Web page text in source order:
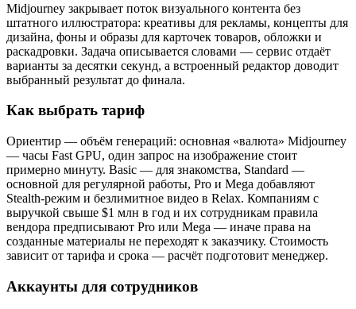
Midjourney закрывает поток визуального контента без
штатного иллюстратора: креативы для рекламы, концепты для
дизайна, фоны и образы для карточек товаров, обложки и
раскадровки. Задача описывается словами — сервис отдаёт
варианты за десятки секунд, а встроенный редактор доводит
выбранный результат до финала.
Как выбрать тариф
Ориентир — объём генераций: основная «валюта» Midjourney
— часы Fast GPU, один запрос на изображение стоит
примерно минуту. Basic — для знакомства, Standard —
основной для регулярной работы, Pro и Mega добавляют
Stealth-режим и безлимитное видео в Relax. Компаниям с
выручкой свыше $1 млн в год и их сотрудникам правила
вендора предписывают Pro или Mega — иначе права на
созданные материалы не переходят к заказчику. Стоимость
зависит от тарифа и срока — расчёт подготовит менеджер.
Аккаунты для сотрудников